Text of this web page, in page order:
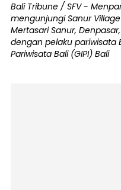
Bali Tribune / SFV -
mengunjungi Sanur
Mertasari Sanur,
dengan pelaku pariwisata
Pariwisata Bali (GIPI) Bali